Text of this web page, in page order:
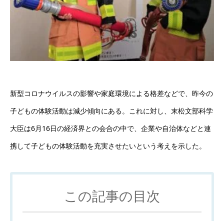
新型コロナウイルスの影響や家庭環境による格差などで、昨今の
子どもの体験活動は減少傾向にある。これに対し、末松文部科学
大臣は6月16日の経済界との会合の中で、企業や自治体などと連
携して子どもの体験活動を充実させたいという考えを示した。
この記事の目次